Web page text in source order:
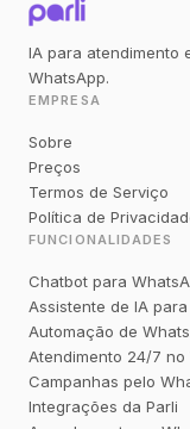
IA para atendimento
WhatsApp.
EMPRESA
Sobre
Preços
Termos de Serviço
Política de
FUNCIONALIDADES
Chatbot para
Assistente de IA
Automação de
Atendimento 24/7 no
Campanhas pelo
Integrações da Parli